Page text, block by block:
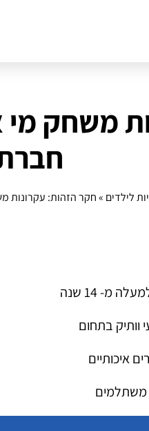
משחק מי
לילדים »חקר הזהות: עקרונות
מ- 14 שנה
וותיק בתחום
איכותיים
משתלמים